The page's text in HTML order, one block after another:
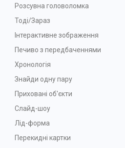
Розсувна головоломка
Тоді/Зараз
Інтерактивне зображення
Печиво з передбаченнями
Хронологія
Знайди одну пару
Приховані об'єкти
Слайд-шоу
Лід-форма
Перекидні картки